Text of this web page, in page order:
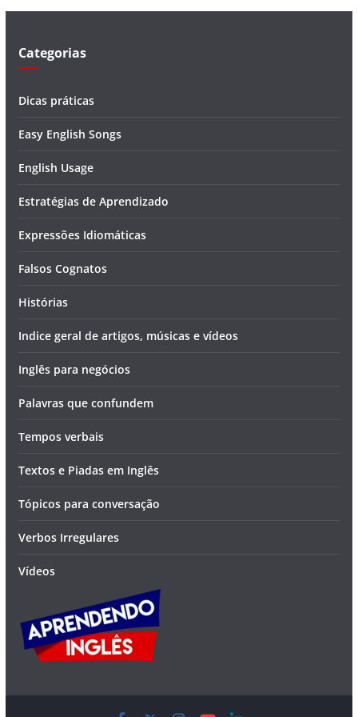
Categorias
Dicas práticas
Easy English Songs
English Usage
Estratégias de Aprendizado
Expressões Idiomáticas
Falsos Cognatos
Histórias
Indice geral de artigos, músicas e vídeos
Inglês para negócios
Palavras que confundem
Tempos verbais
Textos e Piadas em Inglês
Tópicos para conversação
Verbos Irregulares
Vídeos